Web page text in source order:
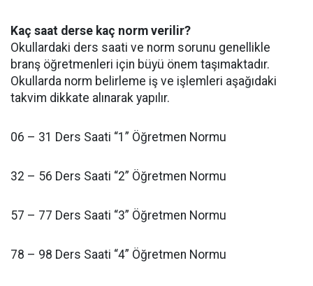
Kaç saat derse kaç norm verilir?
Okullardaki ders saati ve norm sorunu genellikle
branş öğretmenleri için büyü önem taşımaktadır.
Okullarda norm belirleme iş ve işlemleri aşağıdaki
takvim dikkate alınarak yapılır.
06 – 31 Ders Saati “1” Öğretmen Normu
32 – 56 Ders Saati “2” Öğretmen Normu
57 – 77 Ders Saati “3” Öğretmen Normu
78 – 98 Ders Saati “4” Öğretmen Normu